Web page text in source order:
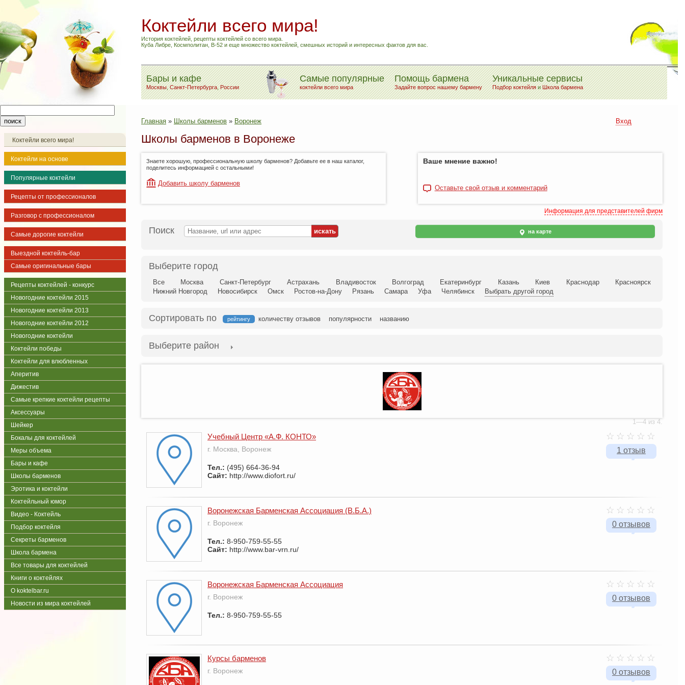
Коктейли всего мира!
История коктейлей, рецепты коктейлей со всего мира.
Куба Либре, Космполитан, B-52 и еще множество коктейлей, смешных историй и интересных фактов для вас.
Бары и кафе
Москвы,Санкт-Петербурга,России
Самые популярные
коктейли всего мира
Помощь бармена
Задайте вопрос нашему бармену
Уникальные сервисы
Подбор коктейляиШкола бармена
Коктейли всего мира!
Коктейли на основе
Популярные коктейли
Рецепты от профессионалов
Разговор с профессионалом
Самые дорогие коктейли
Выездной коктейль-бар
Самые оригинальные бары
Рецепты коктейлей - конкурс
Новогодние коктейли 2015
Новогодние коктейли 2013
Новогодние коктейли 2012
Новогодние коктейли
Коктейли победы
Коктейли для влюбленных
Аперитив
Дижестив
Самые крепкие коктейли рецепты
Аксессуары
Шейкер
Бокалы для коктейлей
Меры объема
Бары и кафе
Школы барменов
Эротика и коктейли
Коктейльный юмор
Видео - Коктейль
Подбор коктейля
Секреты барменов
Школа бармена
Все товары для коктейлей
Книги о коктейлях
О koktelbar.ru
Новости из мира коктейлей
Главная » Школы барменов » Воронеж Вход
Школы барменов в Воронеже
Знаете хорошую, профессиональную школу барменов? Добавьте ее в наш каталог,
поделитесь информацией с остальными!
Добавить школу барменов
Ваше мнение важно!
Оставьте свой отзыв и комментарий
Информация для представителей фирм
Поиск на карте
Выберите город
Все Москва Санкт-Петербург Астрахань Владивосток Волгоград Екатеринбург Казань Киев Краснодар
Красноярск
Нижний Новгород
Новосибирск Омск Ростов-на-Дону Рязань Самара Уфа Челябинск Выбрать другой город
Сортировать по рейтингу количеству отзывов популярности названию
Выберите район
1—4 из 4.
1 отзыв
Учебный Центр «А.Ф. КОНТО»
г. Москва, Воронеж
Тел.: (495) 664-36-94
Сайт: http://www.diofort.ru/
0 отзывов
Воронежская Барменская Ассоциация (В.Б.А.)
г. Воронеж
Тел.: 8-950-759-55-55
Сайт: http://www.bar-vrn.ru/
0 отзывов
Воронежская Барменская Ассоциация
г. Воронеж
Тел.: 8-950-759-55-55
0 отзывов
Курсы барменов
г. Воронеж